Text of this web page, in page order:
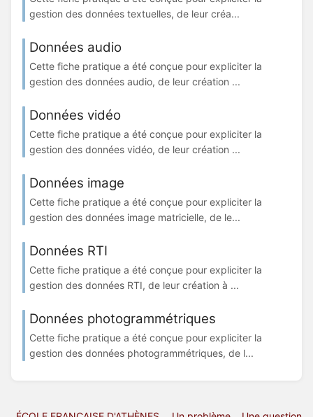
gestion des données textuelles, de leur créa...
Données audio
Cette fiche pratique a été conçue pour expliciter la
gestion des données audio, de leur création ...
Données vidéo
Cette fiche pratique a été conçue pour expliciter la
gestion des données vidéo, de leur création ...
Données image
Cette fiche pratique a été conçue pour expliciter la
gestion des données image matricielle, de le...
Données RTI
Cette fiche pratique a été conçue pour expliciter la
gestion des données RTI, de leur création à ...
Données photogrammétriques
Cette fiche pratique a été conçue pour expliciter la
gestion des données photogrammétriques, de l...